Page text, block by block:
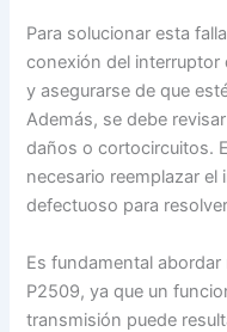
Para solucionar esta
conexión del interruptor
y asegurarse de que
Además, se debe
daños o cortocircuitos.
necesario reemplazar
defectuoso para
Es fundamental
P2509, ya que un
transmisión puede